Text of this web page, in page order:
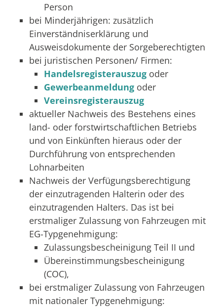
Person
bei Minderjährigen: zusätzlich
Einverständniserklärung und
Ausweisdokumente der Sorgeberechtigten
bei juristischen Personen/ Firmen:
Handelsregisterauszugoder
Gewerbeanmeldungoder
Vereinsregisterauszug
aktueller Nachweis des Bestehens eines
land- oder forstwirtschaftlichen Betriebs
und von Einkünften hieraus oder der
Durchführung von entsprechenden
Lohnarbeiten
Nachweis der Verfügungsberechtigung
der einzutragenden Halterin oder des
einzutragenden Halters. Das ist bei
erstmaliger Zulassung von Fahrzeugen mit
EG-Typgenehmigung:
Zulassungsbescheinigung Teil II und
Übereinstimmungsbescheinigung
(COC),
bei erstmaliger Zulassung von Fahrzeugen
mit nationaler Typgenehmigung: